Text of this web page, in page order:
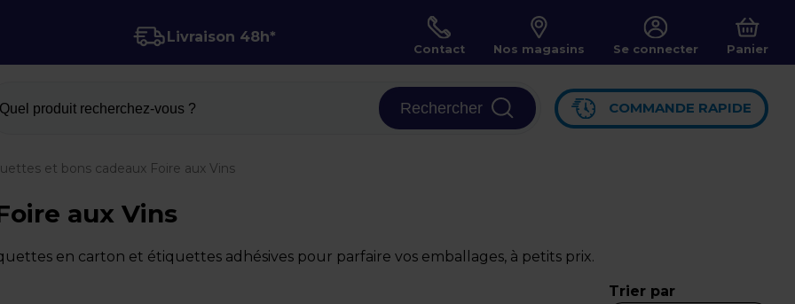
Livraison 48h*
Contact Nos magasins Se connecter Panier
Quel produit recherchez-vous ? Rechercher COMMANDE RAPIDE
et bons cadeaux Foire aux Vins
aux Vins
en carton et étiquettes adhésives pour parfaire vos emballages, à petits prix.
Trier par